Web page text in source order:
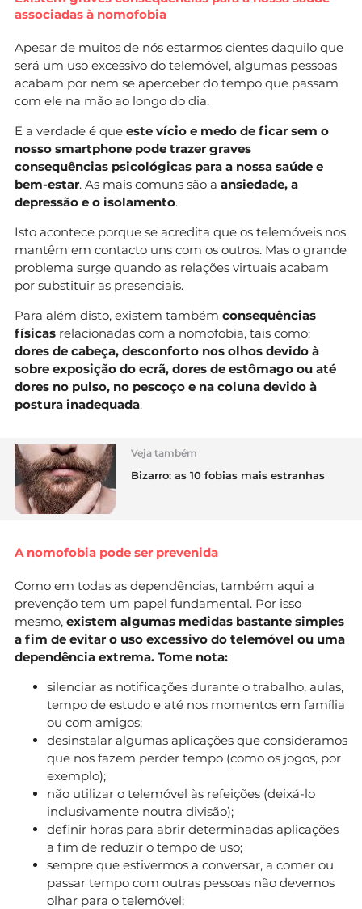
associadas à nomofobia
Apesar de muitos de nós estarmos cientes daquilo que
será um uso excessivo do telemóvel, algumas pessoas
acabam por nem se aperceber do tempo que passam
com ele na mão ao longo do dia.
E a verdade é que este vício e medo de ficar sem o
nosso smartphone pode trazer graves
consequências psicológicas para a nossa saúde e
bem-estar. As mais comuns são a ansiedade, a
depressão e o isolamento.
Isto acontece porque se acredita que os telemóveis nos
mantêm em contacto uns com os outros. Mas o grande
problema surge quando as relações virtuais acabam
por substituir as presenciais.
Para além disto, existem também consequências
físicas relacionadas com a nomofobia, tais como:
dores de cabeça, desconforto nos olhos devido à
sobre exposição do ecrã, dores de estômago ou até
dores no pulso, no pescoço e na coluna devido à
postura inadequada.
Veja também
Bizarro: as 10 fobias mais estranhas
A nomofobia pode ser prevenida
Como em todas as dependências, também aqui a
prevenção tem um papel fundamental. Por isso
mesmo, existem algumas medidas bastante simples
a fim de evitar o uso excessivo do telemóvel ou uma
dependência extrema. Tome nota:
silenciar as notificações durante o trabalho, aulas,
tempo de estudo e até nos momentos em família
ou com amigos;
desinstalar algumas aplicações que consideramos
que nos fazem perder tempo (como os jogos, por
exemplo);
não utilizar o telemóvel às refeições (deixá-lo
inclusivamente noutra divisão);
definir horas para abrir determinadas aplicações
a fim de reduzir o tempo de uso;
sempre que estivermos a conversar, a comer ou
passar tempo com outras pessoas não devemos
olhar para o telemóvel;